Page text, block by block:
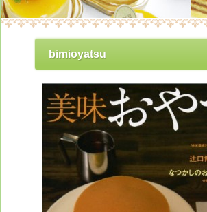
開催講座
イベント参加募集
パティスリーオープン記念日カレンダー
主宰・平岩理緒プロフィール
お仕事依頼・お問い合わせ
bimioyatsu